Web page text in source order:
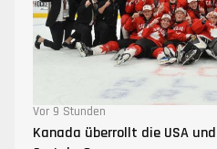
Vor 9 Stunden
Kanada überrollt die USA